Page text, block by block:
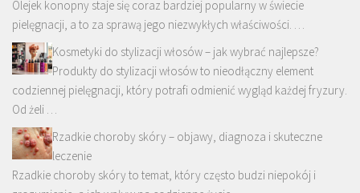
Olejek konopny staje się coraz bardziej popularny w świecie
pielęgnacji, a to za sprawą jego niezwykłych właściwości. …
Kosmetyki do stylizacji włosów – jak wybrać najlepsze?
Produkty do stylizacji włosów to nieodłączny element
codziennej pielęgnacji, który potrafi odmienić wygląd każdej fryzury.
Od żeli …
Rzadkie choroby skóry – objawy, diagnoza i skuteczne
leczenie
Rzadkie choroby skóry to temat, który często budzi niepokój i